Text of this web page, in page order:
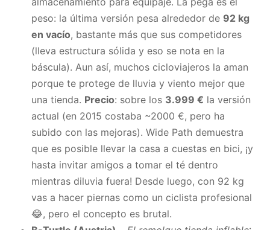
peso: la última versión pesa alrededor de 92 kg
en vacío, bastante más que sus competidores
(lleva estructura sólida y eso se nota en la
báscula). Aun así, muchos cicloviajeros la aman
porque te protege de lluvia y viento mejor que
una tienda. Precio: sobre los 3.999 € la versión
actual (en 2015 costaba ~2000 €, pero ha
subido con las mejoras). Wide Path demuestra
que es posible llevar la casa a cuestas en bici, ¡y
hasta invitar amigos a tomar el té dentro
mientras diluvia fuera! Desde luego, con 92 kg
vas a hacer piernas como un ciclista profesional
😂, pero el concepto es brutal.